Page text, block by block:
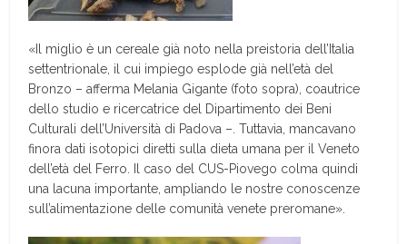
«Il miglio è un cereale già noto nella preistoria dell’Italia
settentrionale, il cui impiego esplode già nell’età del
Bronzo – afferma Melania Gigante (foto sopra), coautrice
dello studio e ricercatrice del Dipartimento dei Beni
Culturali dell’Università di Padova –. Tuttavia, mancavano
finora dati isotopici diretti sulla dieta umana per il Veneto
dell’età del Ferro. Il caso del CUS-Piovego colma quindi
una lacuna importante, ampliando le nostre conoscenze
sull’alimentazione delle comunità venete preromane».